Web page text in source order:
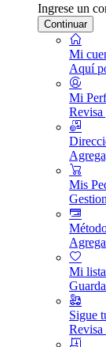
Ingrese un
Continuar
Mi
Aquí
Mi
Revisa
Mis
Mi
Sigue
Revisa